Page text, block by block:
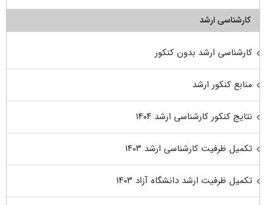
کارشناسی ارشد
کارشناسی ارشد بدون کنکور
منابع کنکور ارشد
نتایج کنکور کارشناسی ارشد ۱۴۰۴
تکمیل ظرفیت کارشناسی ارشد ۱۴۰۳
تکمیل ظرفیت ارشد دانشگاه آزاد ۱۴۰۳